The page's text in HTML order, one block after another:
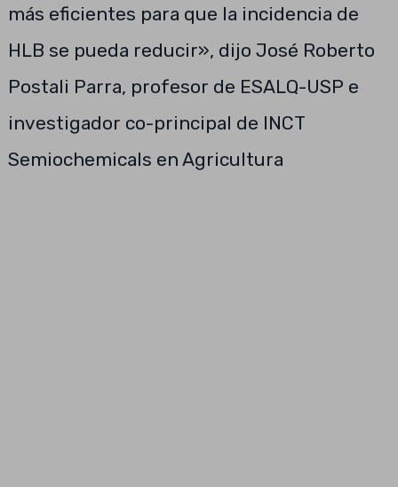
más eficientes para que la incidencia de
HLB se pueda reducir», dijo José Roberto
Postali Parra, profesor de ESALQ-USP e
investigador co-principal de INCT
Semiochemicals en Agricultura